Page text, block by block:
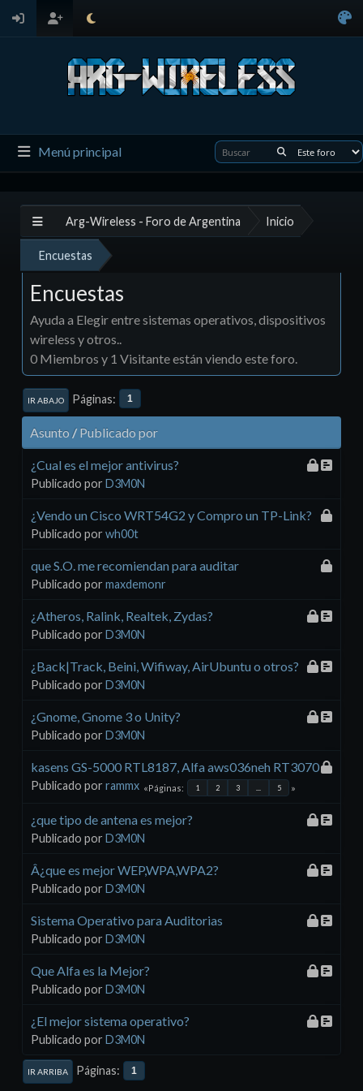
Menú principal
Arg-Wireless - Foro de Argentina Inicio
Encuestas
Encuestas
Ayuda a Elegir entre sistemas operativos, dispositivos
wireless y otros..
0 Miembros y 1 Visitante están viendo este foro.
IR ABAJO Páginas 1
Asunto / Publicado por
¿Cual es el mejor antivirus?
Publicado por D3M0N
¿Vendo un Cisco WRT54G2 y Compro un TP-Link?
Publicado por wh00t
que S.O. me recomiendan para auditar
Publicado por maxdemonr
¿Atheros, Ralink, Realtek, Zydas?
Publicado por D3M0N
¿Back|Track, Beini, Wifiway, AirUbuntu o otros?
Publicado por D3M0N
¿Gnome, Gnome 3 o Unity?
Publicado por D3M0N
kasens GS-5000 RTL8187, Alfa aws036neh RT3070
Publicado por rammx Páginas 1 2 3 5
¿que tipo de antena es mejor?
Publicado por D3M0N
Â¿que es mejor WEP,WPA,WPA2?
Publicado por D3M0N
Sistema Operativo para Auditorias
Publicado por D3M0N
Que Alfa es la Mejor?
Publicado por D3M0N
¿El mejor sistema operativo?
Publicado por D3M0N
IR ARRIBA Páginas 1